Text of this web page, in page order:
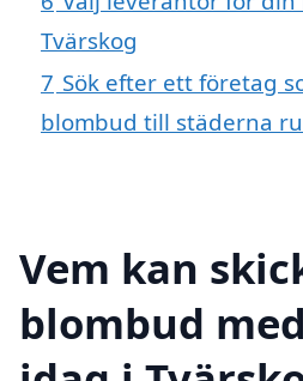
Tvärskog
7 Sök efter ett företag
blombud till städerna
Vem kan
blombud